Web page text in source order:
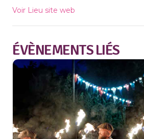
Voir Lieu site web
ÉVÈNEMENTS LIÉS